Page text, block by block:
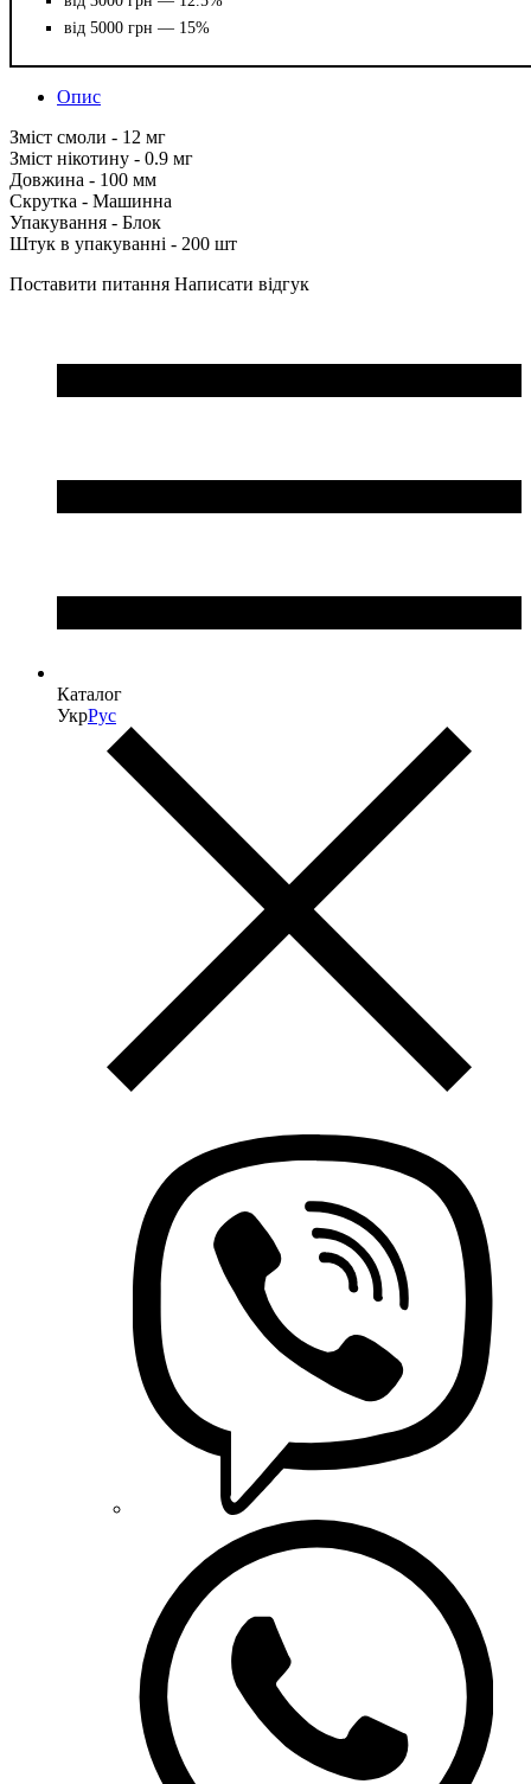
від 5000 грн — 15%
Опис
Зміст смоли - 12 мг
Зміст нікотину - 0.9 мг
Довжина - 100 мм
Скрутка - Машинна
Упакування - Блок
Штук в упакуванні - 200 шт
Поставити питання Написати відгук
Каталог
УкрРус